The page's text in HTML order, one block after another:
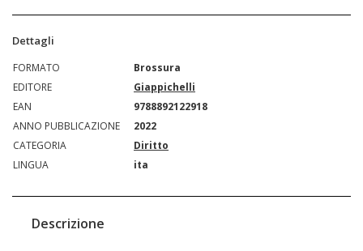
Dettagli
FORMATO
Brossura
EDITORE
Giappichelli
EAN
9788892122918
ANNO PUBBLICAZIONE
2022
CATEGORIA
Diritto
LINGUA
ita
Descrizione